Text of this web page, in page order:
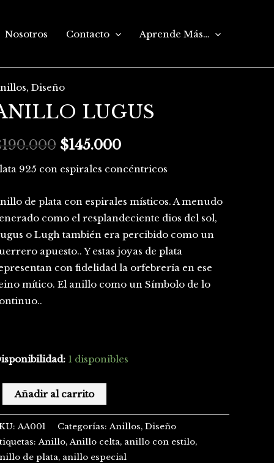
Nosotros Contacto Aprende Más…
,Diseño
LUGUS
190.000
El
precio
original
era:
$190.000.
$145.000
precio
actual
es:
$145.000.
925 con espirales concéntricos
de plata con espirales místicos. A menudo
como el resplandeciente dios del sol,
o Lugh también era percibido como un
apuesto.. Y estas joyas de plata
con fidelidad la orfebrería en ese
mítico. El anillo como un Símbolo de lo
1 disponibles
Añadir al carrito
AA001 Categorías:Anillos,Diseño
Anillo,Anillo celta, anillo con estilo,
de plata, anillo especial